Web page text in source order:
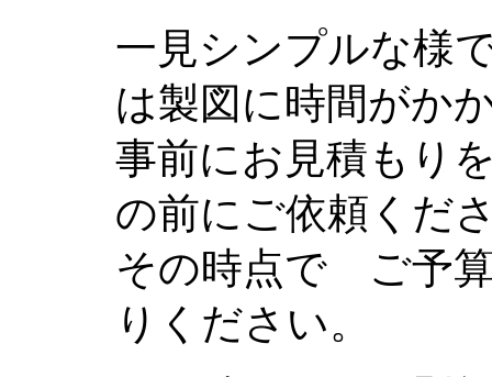
一見シンプルな様
は製図に時間が
事前にお見積もり
の前にご依頼くだ
その時点で ご予
りください。